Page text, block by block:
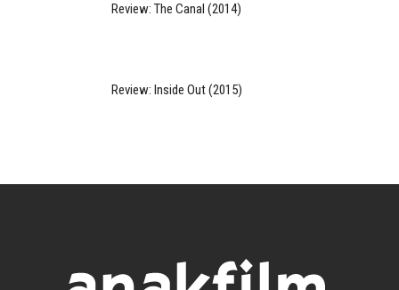
Review: The Canal (2014)
Review: Inside Out (2015)